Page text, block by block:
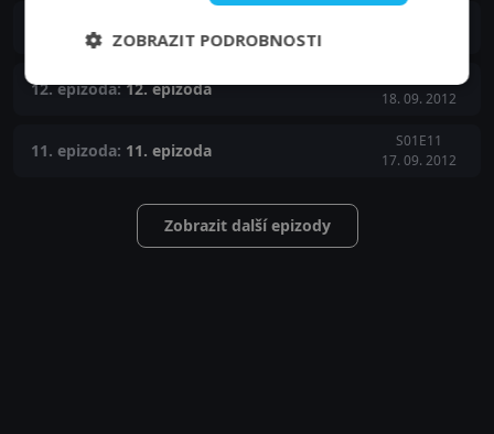
13. epizoda:
12. epizoda:12. epizoda
18. 09. 2012
11. epizoda: 11. epizoda
S01E11
17. 09. 2012
Zobrazit další epizody
ZOBRAZIT PODROBNOSTI